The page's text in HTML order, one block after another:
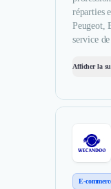
réparties
Peugeot,
service de
Afficher la
E-